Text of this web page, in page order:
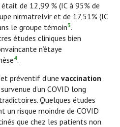
de 12,99 % (IC à 95% de
nirmatrelvir et de 17,51% (IC
le groupe témoin3.
études cliniques bien
n’étaye
4.
préventif d’une vaccination
d’un COVID long
Quelques études
risque moindre de COVID
que chez les patients non